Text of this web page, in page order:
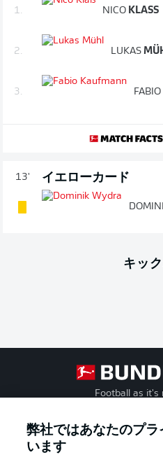
1. NICO KLASS
2. LUKAS
3. FABIO
13' イエローカード
キッ
Football as it's
弊社ではあなたのプ
います